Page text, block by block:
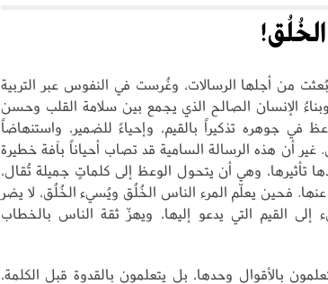
من أجلها الرسالات، وغُرست في النفوس عبر التربية
وبناءُ الإنسان الصالح الذي يجمع بين سلامة القلب وحسن
في جوهره تذكيراً بالقيم، وإحياءً للضمير، واستنهاضاً
غير أن هذه الرسالة السامية قد تصاب أحياناً بآفة خطيرة
تأثيرها، وهي أن يتحول الوعظ إلى كلماتٍ جميلة تُقال،
فحين يعلّم المرء الناس الخُلُق ويُسيء الخُلُق، لا يضر
القيم التي يدعو إليها، ويهزّ ثقة الناس بالخطاب
بالأقوال وحدها، بل يتعلمون بالقدوة قبل الكلمة،